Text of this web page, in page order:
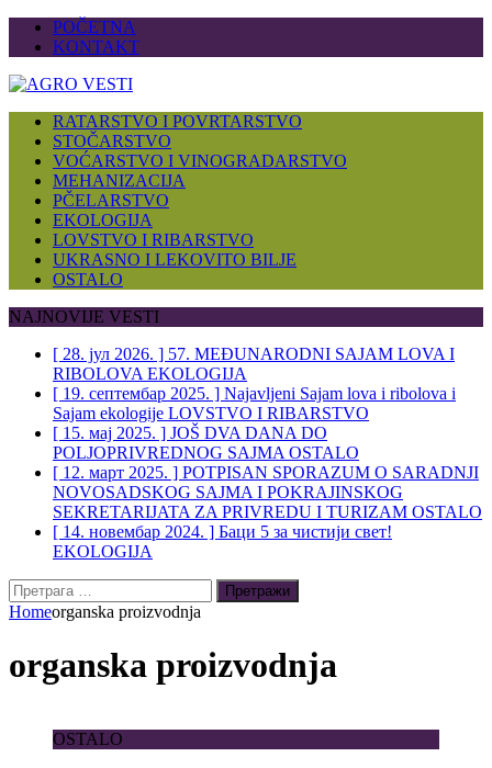
POČETNA
KONTAKT
RATARSTVO I POVRTARSTVO
STOČARSTVO
VOĆARSTVO I VINOGRADARSTVO
MEHANIZACIJA
PČELARSTVO
EKOLOGIJA
LOVSTVO I RIBARSTVO
UKRASNO I LEKOVITO BILJE
OSTALO
NAJNOVIJE VESTI
[ 28. јул 2026. ] 57. MEĐUNARODNI SAJAM LOVA I
RIBOLOVA EKOLOGIJA
[ 19. септембар 2025. ] Najavljeni Sajam lova i ribolova i
Sajam ekologije LOVSTVO I RIBARSTVO
[ 15. мај 2025. ] JOŠ DVA DANA DO
POLJOPRIVREDNOG SAJMA OSTALO
[ 12. март 2025. ] POTPISAN SPORAZUM O SARADNJI
NOVOSADSKOG SAJMA I POKRAJINSKOG
SEKRETARIJATA ZA PRIVREDU I TURIZAM OSTALO
[ 14. новембар 2024. ] Баци 5 за чистији свет!
EKOLOGIJA
Претрага
за:
Homeorganska proizvodnja
organska proizvodnja
OSTALO